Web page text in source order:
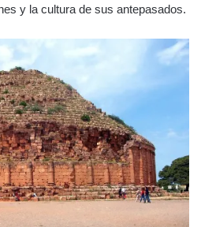
y la cultura de sus antepasados.